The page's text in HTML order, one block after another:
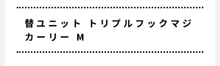
替ユニット トリプルフックマジ
カーリー M